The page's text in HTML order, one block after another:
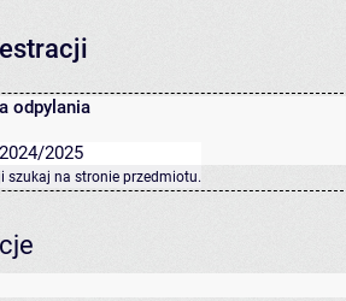
odpylania
2025
szukaj na stronie przedmiotu.